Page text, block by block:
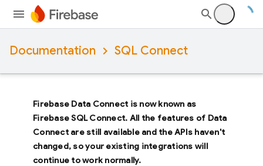
Documentation SQL Connect
Firebase Data Connectis now known as
Firebase SQL Connect. All the features of Data
Connectare still available and the APIs haven't
changed, so your existing integrations will
continue to work normally.